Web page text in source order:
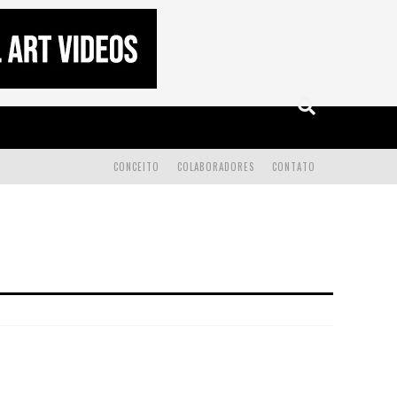
CONTATO
COLABORADORES
CONCEITO